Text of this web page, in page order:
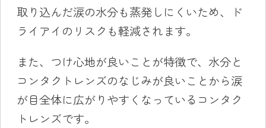
取り込んだ涙の水分も蒸発しにくいため、ド
ライアイのリスクも軽減されます。
また、つけ心地が良いことが特徴で、水分と
コンタクトレンズのなじみが良いことから涙
が目全体に広がりやすくなっているコンタク
トレンズです。